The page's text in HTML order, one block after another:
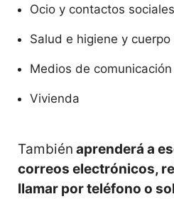
Ocio y contactos sociales
Salud e higiene y
Medios de
Vivienda
También aprenderá a
correos electrónicos,
llamar por teléfono o